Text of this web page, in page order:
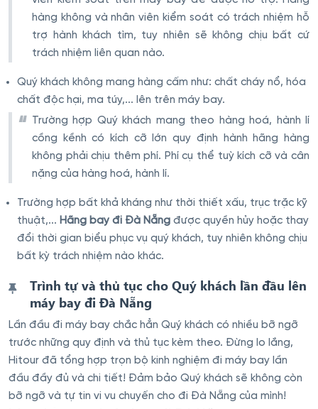
hàng không và nhân viên kiểm soát có trách nhiệm hỗ
trợ hành khách tìm, tuy nhiên sẽ không chịu bất cứ
trách nhiệm liên quan nào.
Quý khách không mang hàng cấm như: chất cháy nổ, hóa
chất độc hại, ma túy,... lên trên máy bay.
Trường hợp Quý khách mang theo hàng hoá, hành lí
cồng kềnh có kích cỡ lớn quy định hành hãng hàng
không phải chịu thêm phí. Phí cụ thể tuỳ kích cỡ và cân
nặng của hàng hoá, hành lí.
Trường hợp bất khả kháng như thời thiết xấu, trục trặc kỹ
thuật,... Hãng bay đi Đà Nẵng được quyền hủy hoặc thay
đổi thời gian biểu phục vụ quý khách, tuy nhiên không chịu
bất kỳ trách nhiệm nào khác.
Trình tự và thủ tục cho Quý khách lần đầu lên
máy bay đi Đà Nẵng
Lần đầu đi máy bay chắc hẳn Quý khách có nhiều bỡ ngỡ
trước những quy định và thủ tục kèm theo. Đừng lo lắng,
Hitour đã tổng hợp trọn bộ kinh nghiệm đi máy bay lần
đầu đầy đủ và chi tiết! Đảm bảo Quý khách sẽ không còn
bỡ ngỡ và tự tin vi vu chuyến cho đi Đà Nẵng của mình!